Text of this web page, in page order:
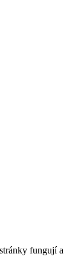
fungují a